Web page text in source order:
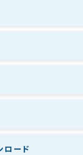
ロード